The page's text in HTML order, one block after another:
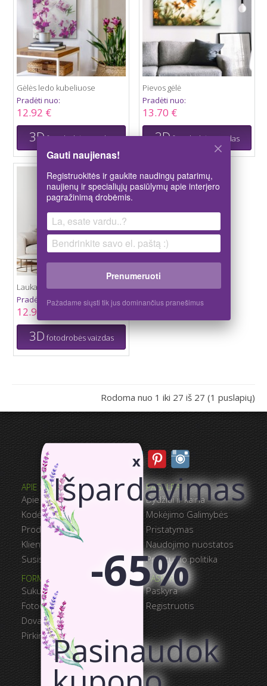
Gėlės ledo kubeliuose
Pradėti nuo:
12.92 €
3Dfotodrobės vaizdas
Pievos gėlė
Pradėti nuo:
13.70 €
3Dfotodrobės vaizdas
Laukai Prancūzijoje
Pradėti nuo:
12.92 €
3Dfotodrobės vaizdas
Rodoma nuo 1 iki 27 iš 27 (1 puslapių)
APIE CANVASWAY
Apie mus
Kodėl CanvasWAY
Produkto Kokybė
Klientų Atsiliepimai
Susisiekite
FORMAVIMAS IR UŽSAKYMAS
Sukurkite Savo Fotodrobė
Fotodrobių Galerija
Dovanų Kortelės
Pirkinių Krepšelis
PAGALBA
Dydžiai ir kaina
Mokėjimo Galimybės
Pristatymas
Naudojimo nuostatos
Privatumo politika
PASKYRA
Paskyra
Registruotis
x
Išpardavimas
-65%
Pasinaudok
Gauti naujienas!
Registruokitės ir gaukite naudingų patarimų,
naujienų ir specialiųjų pasiūlymų apie interjero
pagražinimą drobėmis.
Prenumeruoti
Pažadame siųsti tik jus dominančius pranešimus